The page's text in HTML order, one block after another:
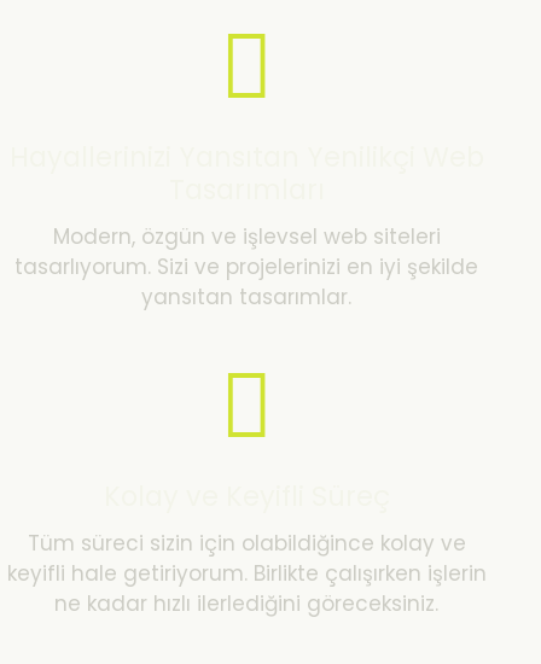
Modern, özgün ve işlevsel web siteleri
tasarlıyorum. Sizi ve projelerinizi en iyi şekilde
yansıtan tasarımlar.
Tüm süreci sizin için olabildiğince kolay ve
keyifli hale getiriyorum. Birlikte çalışırken işlerin
ne kadar hızlı ilerlediğini göreceksiniz.